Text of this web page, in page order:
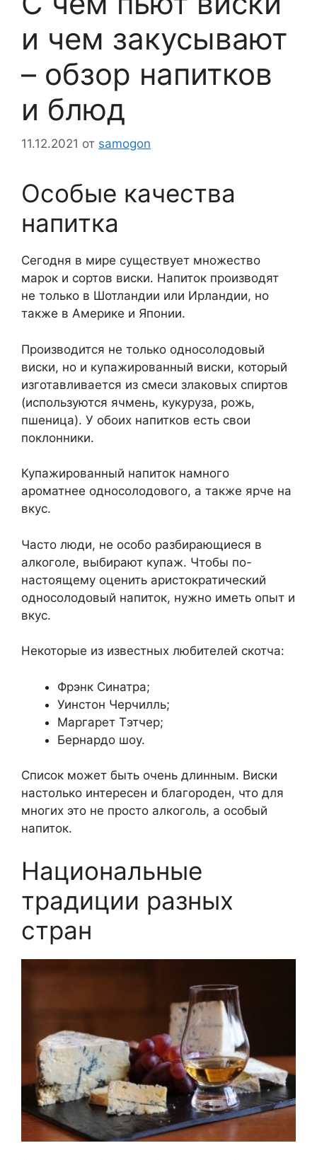
и чем закусывают
– обзор напитков
и блюд
11.12.2021 от samogon
Особые качества
напитка
Сегодня в мире существует множество
марок и сортов виски. Напиток производят
не только в Шотландии или Ирландии, но
также в Америке и Японии.
Производится не только односолодовый
виски, но и купажированный виски, который
изготавливается из смеси злаковых спиртов
(используются ячмень, кукуруза, рожь,
пшеница). У обоих напитков есть свои
поклонники.
Купажированный напиток намного
ароматнее односолодового, а также ярче на
вкус.
Часто люди, не особо разбирающиеся в
алкоголе, выбирают купаж. Чтобы по-
настоящему оценить аристократический
односолодовый напиток, нужно иметь опыт и
вкус.
Некоторые из известных любителей скотча:
Фрэнк Синатра;
Уинстон Черчилль;
Маргарет Тэтчер;
Бернардо шоу.
Список может быть очень длинным. Виски
настолько интересен и благороден, что для
многих это не просто алкоголь, а особый
напиток.
Национальные
традиции разных
стран